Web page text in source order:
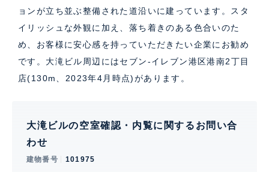
ョンが立ち並ぶ整備された道沿いに建っています。スタ
イリッシュな外観に加え、落ち着きのある色合いのた
め、お客様に安心感を持っていただきたい企業にお勧め
です。大滝ビル周辺にはセブン-イレブン港区港南2丁目
店(130m、2023年4月時点)があります。
大滝ビルの空室確認・内覧に関するお問い合
わせ
建物番号 101975